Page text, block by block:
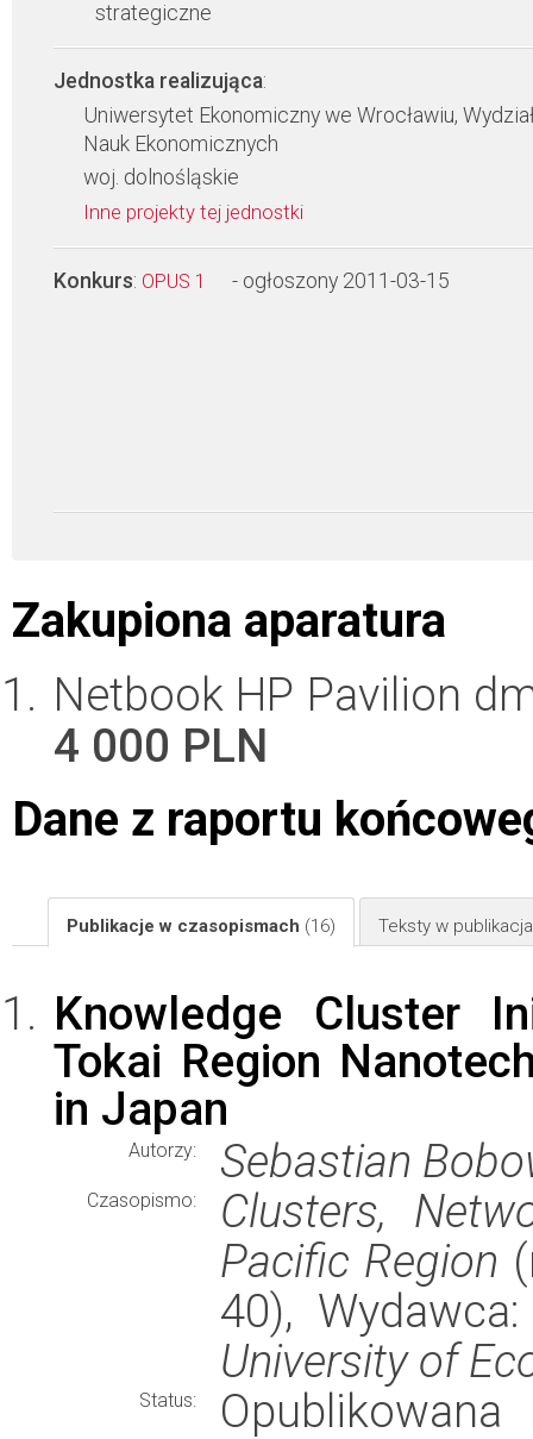
strategiczne
Jednostka realizująca:
Uniwersytet Ekonomiczny we Wrocławiu,
Nauk Ekonomicznych
woj. dolnośląskie
Inne projekty tej jednostki
Konkurs: OPUS 1 - ogłoszony 2011-03-15
Zakupiona aparatura
Netbook HP Pavilion
4 000 PLN
Dane z raportu
Publikacje w czasopismach (16) Teksty w
Knowledge Cluster
Tokai Region
in Japan
Autorzy: Sebastian
Czasopismo:
Clusters,
Pacific Region
40),
University of
Status:
Opublikowana